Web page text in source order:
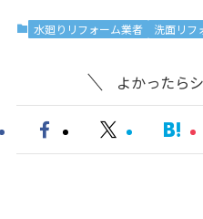
水廻りリフォーム業者 洗面リフ
よかったら